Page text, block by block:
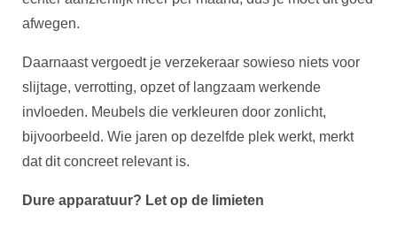
afwegen.
Daarnaast vergoedt je verzekeraar sowieso niets voor
slijtage, verrotting, opzet of langzaam werkende
invloeden. Meubels die verkleuren door zonlicht,
bijvoorbeeld. Wie jaren op dezelfde plek werkt, merkt
dat dit concreet relevant is.
Dure apparatuur? Let op de limieten